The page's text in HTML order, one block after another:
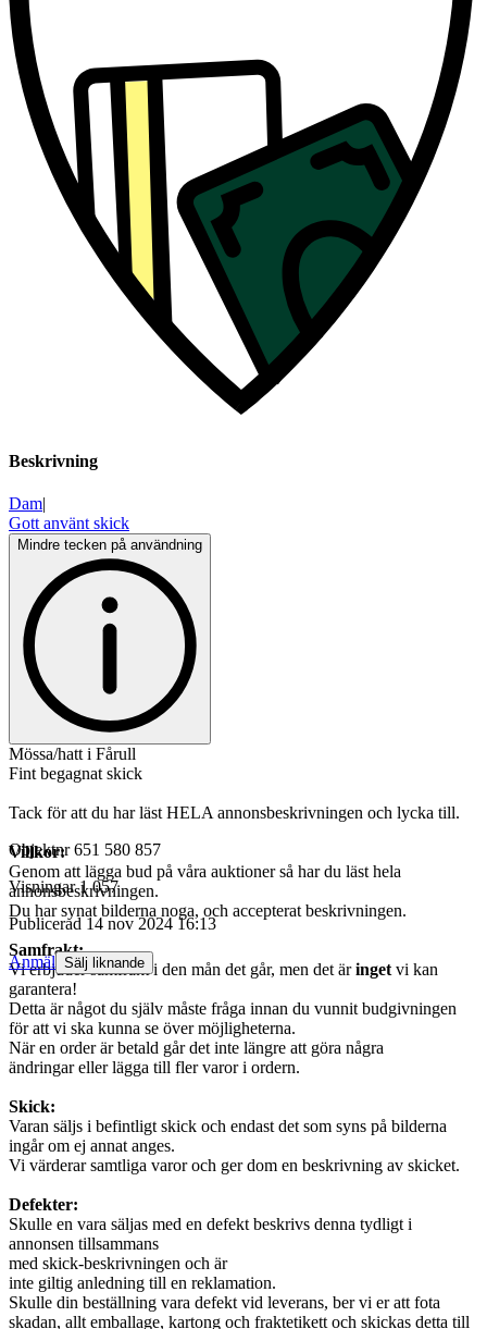
Beskrivning
Dam|
Gott använt skick
Mindre tecken på användning
Mössa/hatt i Fårull
Fint begagnat skick
Tack för att du har läst HELA annonsbeskrivningen och lycka till.
Villkor:
Genom att lägga bud på våra auktioner så har du läst hela
annonsbeskrivningen.
Du har synat bilderna noga, och accepterat beskrivningen.
Samfrakt:
Vi erbjuder samfrakt i den mån det går, men det äringet vi kan
garantera!
Detta är något du själv måste fråga innan du vunnit budgivningen
för att vi ska kunna se över möjligheterna.
När en order är betald går det inte längre att göra några
ändringar eller lägga till fler varor i ordern.
Skick:
Varan säljs i befintligt skick och endast det som syns på bilderna
ingår om ej annat anges.
Vi värderar samtliga varor och ger dom en beskrivning av skicket.
Defekter:
Skulle en vara säljas med en defekt beskrivs denna tydligt i
annonsen tillsammans
med skick-beskrivningen och är
inte giltig anledning till en reklamation.
Skulle din beställning vara defekt vid leverans, ber vi er att fota
skadan, allt emballage, kartong och fraktetikett och skickas detta till
Objektnr 651 580 857
Visningar 1 057
Publicerad 14 nov 2024 16:13
Anmäl Sälj liknande